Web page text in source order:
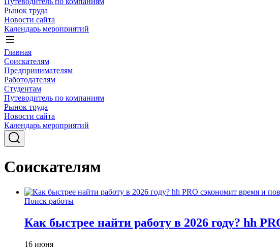
Рынок труда
Новости сайта
Календарь мероприятий
Главная
Соискателям
Предпринимателям
Работодателям
Студентам
Путеводитель по компаниям
Рынок труда
Новости сайта
Календарь мероприятий
Соискателям
Поиск работы
Как быстрее найти работу в 2026 году? hh
16 июня